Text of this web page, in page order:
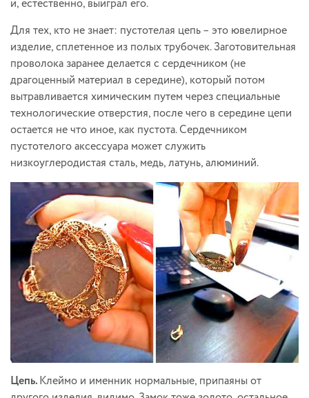
и, естественно, выиграл его.
Для тех, кто не знает: пустотелая цепь – это ювелирное
изделие, сплетенное из полых трубочек. Заготовительная
проволока заранее делается с сердечником (не
драгоценный материал в середине), который потом
вытравливается химическим путем через специальные
технологические отверстия, после чего в середине цепи
остается не что иное, как пустота. Сердечником
пустотелого аксессуара может служить
низкоуглеродистая сталь, медь, латунь, алюминий.
Цепь.Клеймо и именник нормальные, припаяны от